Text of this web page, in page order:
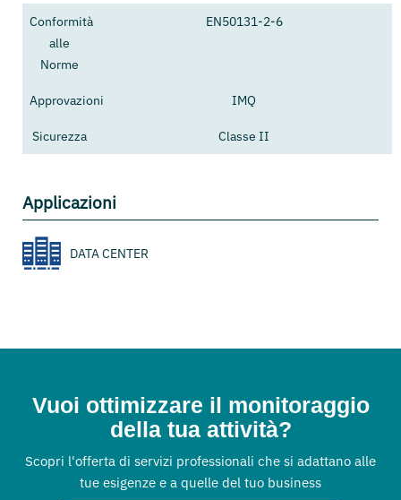
Conformità
alle
Norme
EN50131-2-6
Approvazioni IMQ
Sicurezza Classe II
Applicazioni
DATA CENTER
Vuoi ottimizzare il monitoraggio
della tua attività?
Scopri l'offerta di servizi professionali che si adattano alle
tue esigenze e a quelle del tuo business